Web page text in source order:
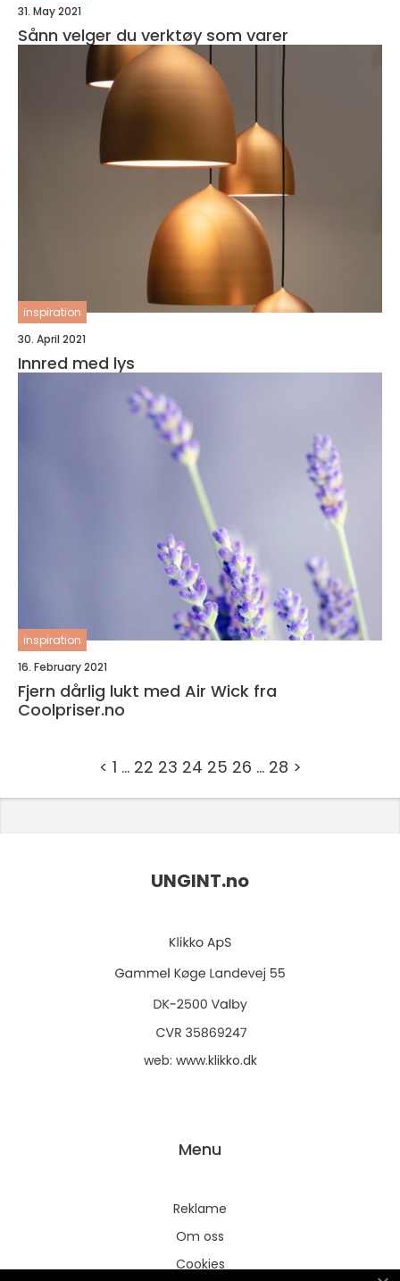
31. May 2021
Sånn velger du verktøy som varer
inspiration
30. April 2021
Innred med lys
inspiration
16. February 2021
Fjern dårlig lukt med Air Wick fra
Coolpriser.no
< 1 … 22 23 24 25 26 … 28 >
UNGINT.no
web: www.klikko.dk
Menu
Reklame
Om oss
Cookies